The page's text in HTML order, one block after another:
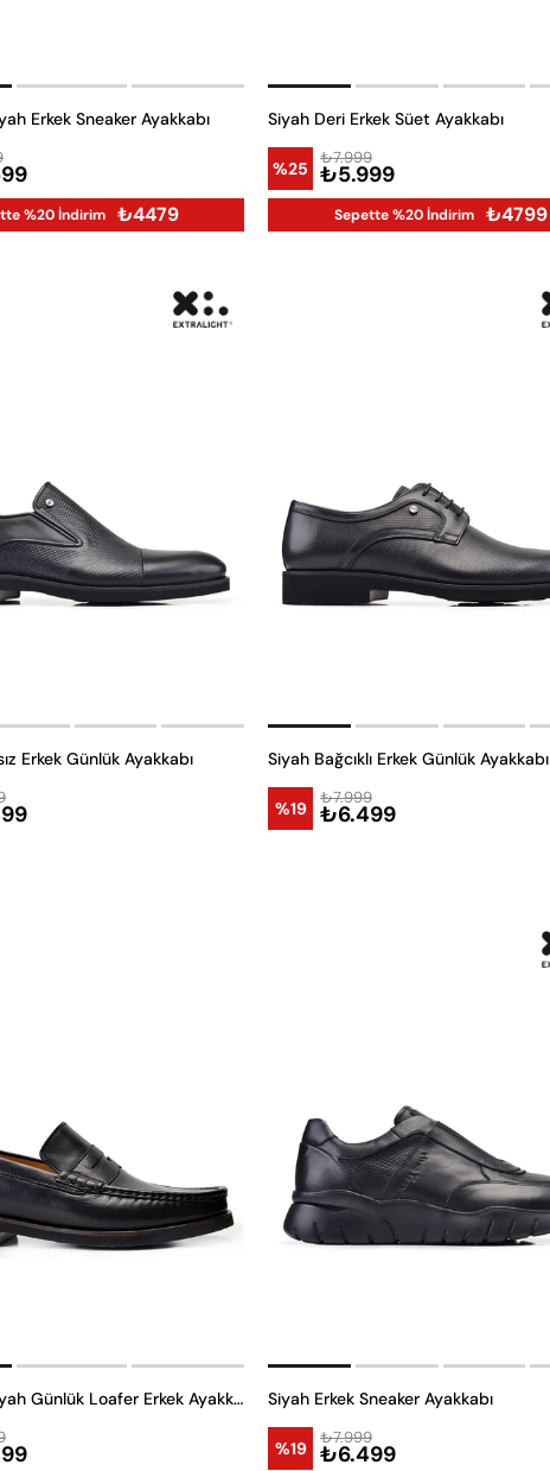
Erkek Sneaker Ayakkabı
%20 İndirim ₺4479
Siyah Deri Erkek Süet Ayakkabı
%25 ₺5.999
₺7.999
Sepette %20 İndirim ₺4799
Erkek Günlük Ayakkabı Siyah Bağcıklı Erkek Günlük Ayakkabı
%19 ₺6.499
₺7.999
Hakiki Deri Siyah Günlük Loafer Erkek Ayakkabı -8695- Siyah Erkek Sneaker Ayakkabı
%19 ₺6.499
₺7.999